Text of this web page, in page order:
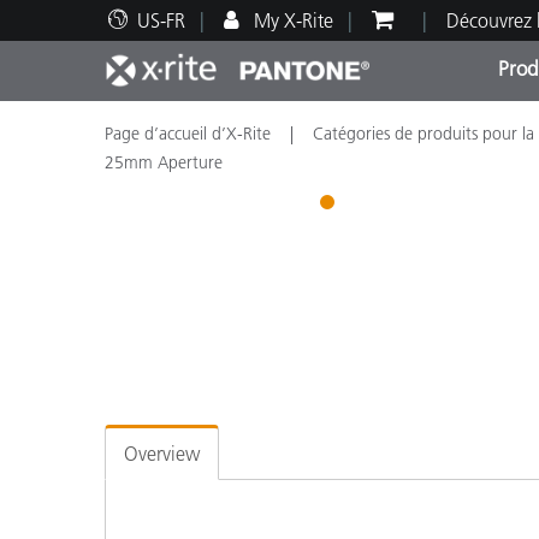
US-FR My X-Rite
Top Produits
Impression et Emballage
Assistance technique
Ressources éducatives
Page d’accueil d’X-Rite Catégories de produits pour la
25mm Aperture
1
Overview